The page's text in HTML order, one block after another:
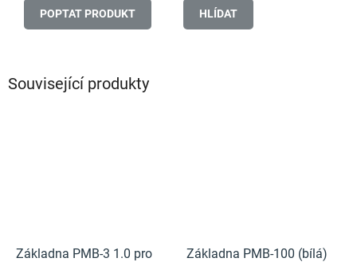
POPTAT PRODUKT HLÍDAT
Související produkty
Základna PMB‑3 1.0 pro
Základna PMB‑100 (bílá)